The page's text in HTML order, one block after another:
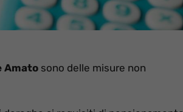
Amato sono delle misure non